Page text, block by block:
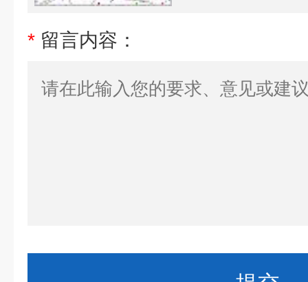
* 留言内容：